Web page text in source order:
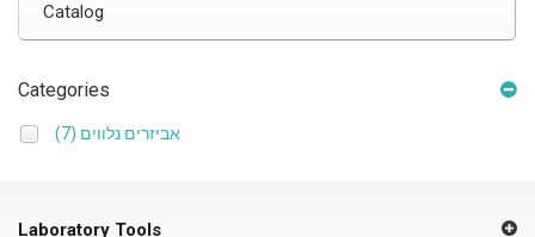
Catalog
Categories
אביזרים נלווים (7)
Laboratory Tools